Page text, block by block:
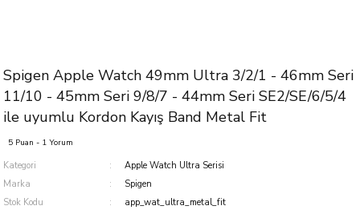
Spigen Apple Watch 49mm Ultra 3/2/1 - 46mm Seri
11/10 - 45mm Seri 9/8/7 - 44mm Seri SE2/SE/6/5/4
ile uyumlu Kordon Kayış Band Metal Fit
5 Puan - 1 Yorum
Kategori
Apple Watch Ultra Serisi
Marka
Spigen
Stok Kodu
app_wat_ultra_metal_fit